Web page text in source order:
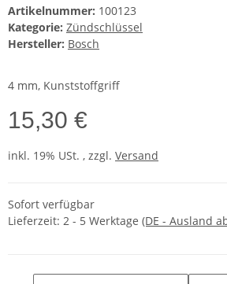
Artikelnummer: 100123
Kategorie: Zündschlüssel
Hersteller: Bosch
4 mm, Kunststoffgriff
15,30 €
inkl. 19% USt. , zzgl. Versand
Sofort verfügbar
Lieferzeit: 2 - 5 Werktage (DE - Ausland